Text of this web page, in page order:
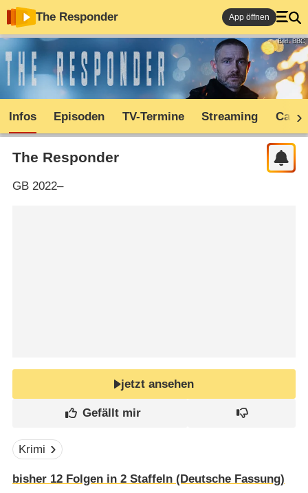
The Responder App öffnen
Bild: BBC
Infos Episoden TV-Termine Streaming Cast
The Responder
GB2022–
jetzt ansehen
Krimi
bisher 12Folgen in 2Staffeln (Deutsche Fassung)